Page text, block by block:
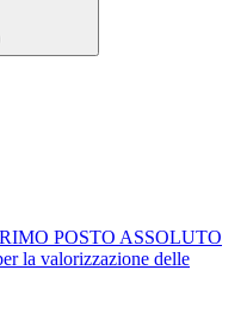
POSTO ASSOLUTO
la valorizzazione delle